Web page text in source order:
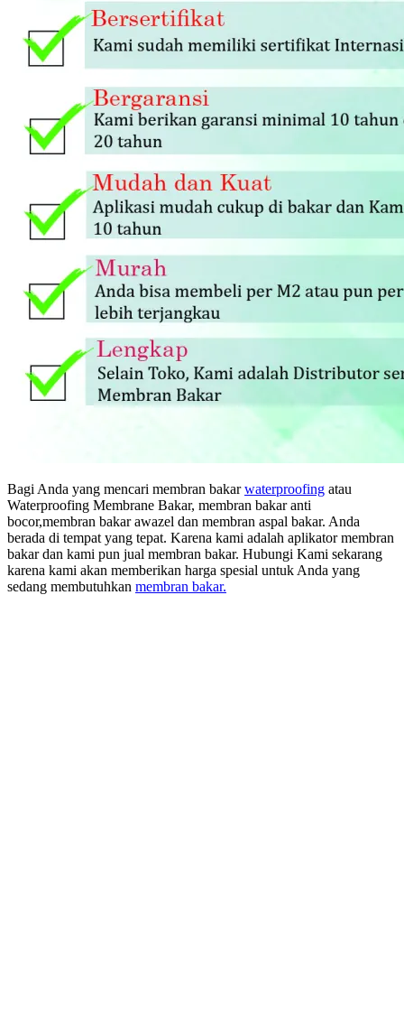
Bagi Anda yang mencari membran bakarwaterproofing atau
Waterproofing Membrane Bakar, membran bakar anti
bocor,membran bakar awazel dan membran aspal bakar. Anda
berada di tempat yang tepat. Karena kami adalah aplikator membran
bakar dan kami pun jual membran bakar. Hubungi Kami sekarang
karena kami akan memberikan harga spesial untuk Anda yang
sedang membutuhkan membran bakar.